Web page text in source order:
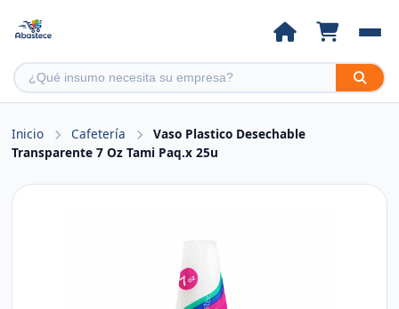
Inicio Cafetería
Vaso Plastico Desechable
Transparente 7 Oz Tami Paq.x 25u